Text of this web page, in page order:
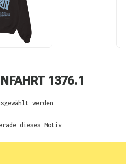
1376.1
werden
dieses Motiv